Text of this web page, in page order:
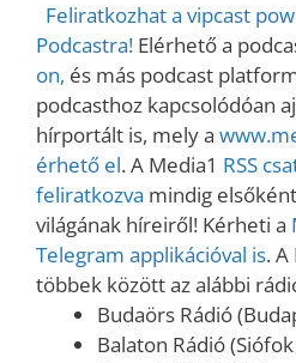
Feliratkozhat a vipcast
Podcastra! Elérhető a
on, és más podcast
podcasthoz kapcsolódóan
hírportált is, mely a
érhető el. A Media1 RSS
feliratkozva mindig
világának híreiről! Kérheti a
Telegram applikációval is.
többek között az alábbi
Budaörs Rádió
Balaton Rádió